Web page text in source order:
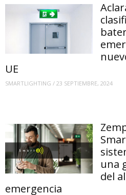
UE
SMARTLIGHTING / 23 SEPTIEMBRE, 2024
una
del
emergencia